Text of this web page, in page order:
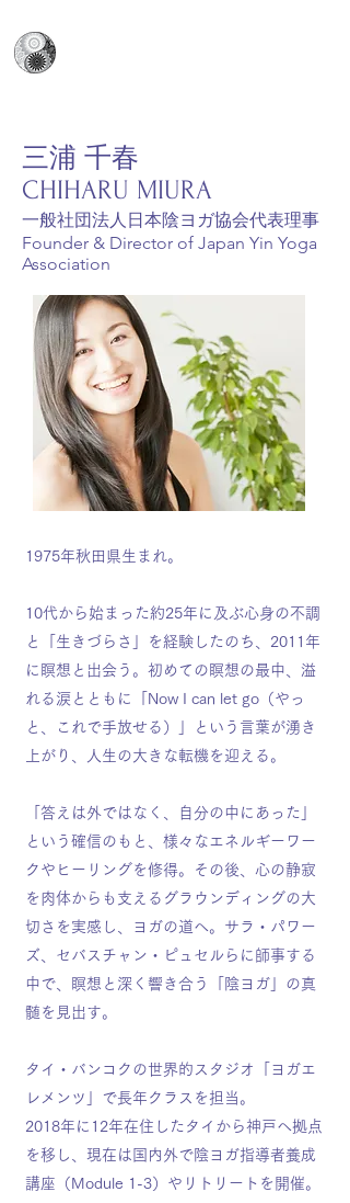
三浦 千春
CHIHARU MIURA
​一般社団法人日本陰ヨガ協会代表理事
Founder & Director of Japan Yin Yoga
Association
1975年秋田県生まれ。
10代から始まった約25年に及ぶ心身の不調
と「生きづらさ」を経験したのち、2011年
に瞑想と出会う。初めての瞑想の最中、溢
れる涙とともに「Now I can let go（やっ
と、これで手放せる）」という言葉が湧き
上がり、人生の大きな転機を迎える。
「答えは外ではなく、自分の中にあった」
という確信のもと、様々なエネルギーワー
クやヒーリングを修得。その後、心の静寂
を肉体からも支えるグラウンディングの大
切さを実感し、ヨガの道へ。サラ・パワー
ズ、セバスチャン・ピュセルらに師事する
中で、瞑想と深く響き合う「陰ヨガ」の真
髄を見出す。
タイ・バンコクの世界的スタジオ「ヨガエ
レメンツ」で長年クラスを担当。
2018年に12年在住したタイから神戸へ拠点
を移し、現在は国内外で陰ヨガ指導者養成
講座（Module 1-3）やリトリートを開催。